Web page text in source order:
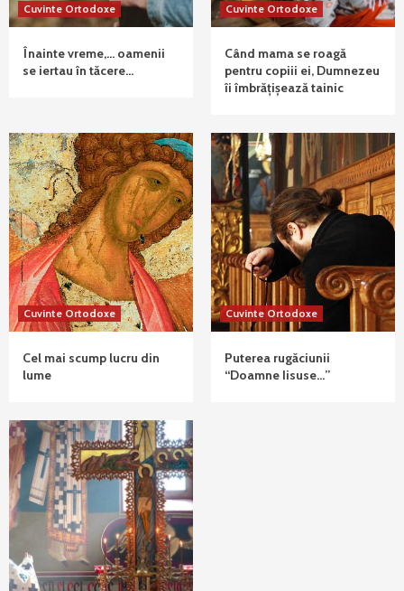
Cuvinte Ortodoxe
Înainte vreme,… oamenii
se iertau în tăcere…
Cuvinte Ortodoxe
Când mama se roagă
pentru copiii ei, Dumnezeu
îi îmbrățișează tainic
Cuvinte Ortodoxe
Cel mai scump lucru din
lume
Cuvinte Ortodoxe
Puterea rugăciunii
“Doamne Iisuse…”